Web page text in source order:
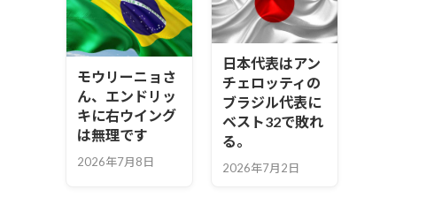
モウリーニョさ
ん、エンドリッ
キに右ウイング
は無理です
2026年7月8日
日本代表はアン
チェロッティの
ブラジル代表に
ベスト32で敗れ
る。
2026年7月2日